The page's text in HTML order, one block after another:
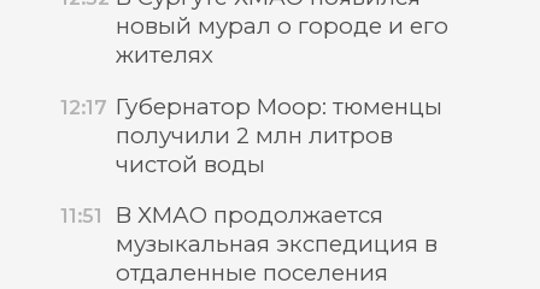
новый мурал о городе и его
жителях
12:17 Губернатор Моор: тюменцы
получили 2 млн литров
чистой воды
11:51
В ХМАО продолжается
музыкальная экспедиция в
отдаленные поселения